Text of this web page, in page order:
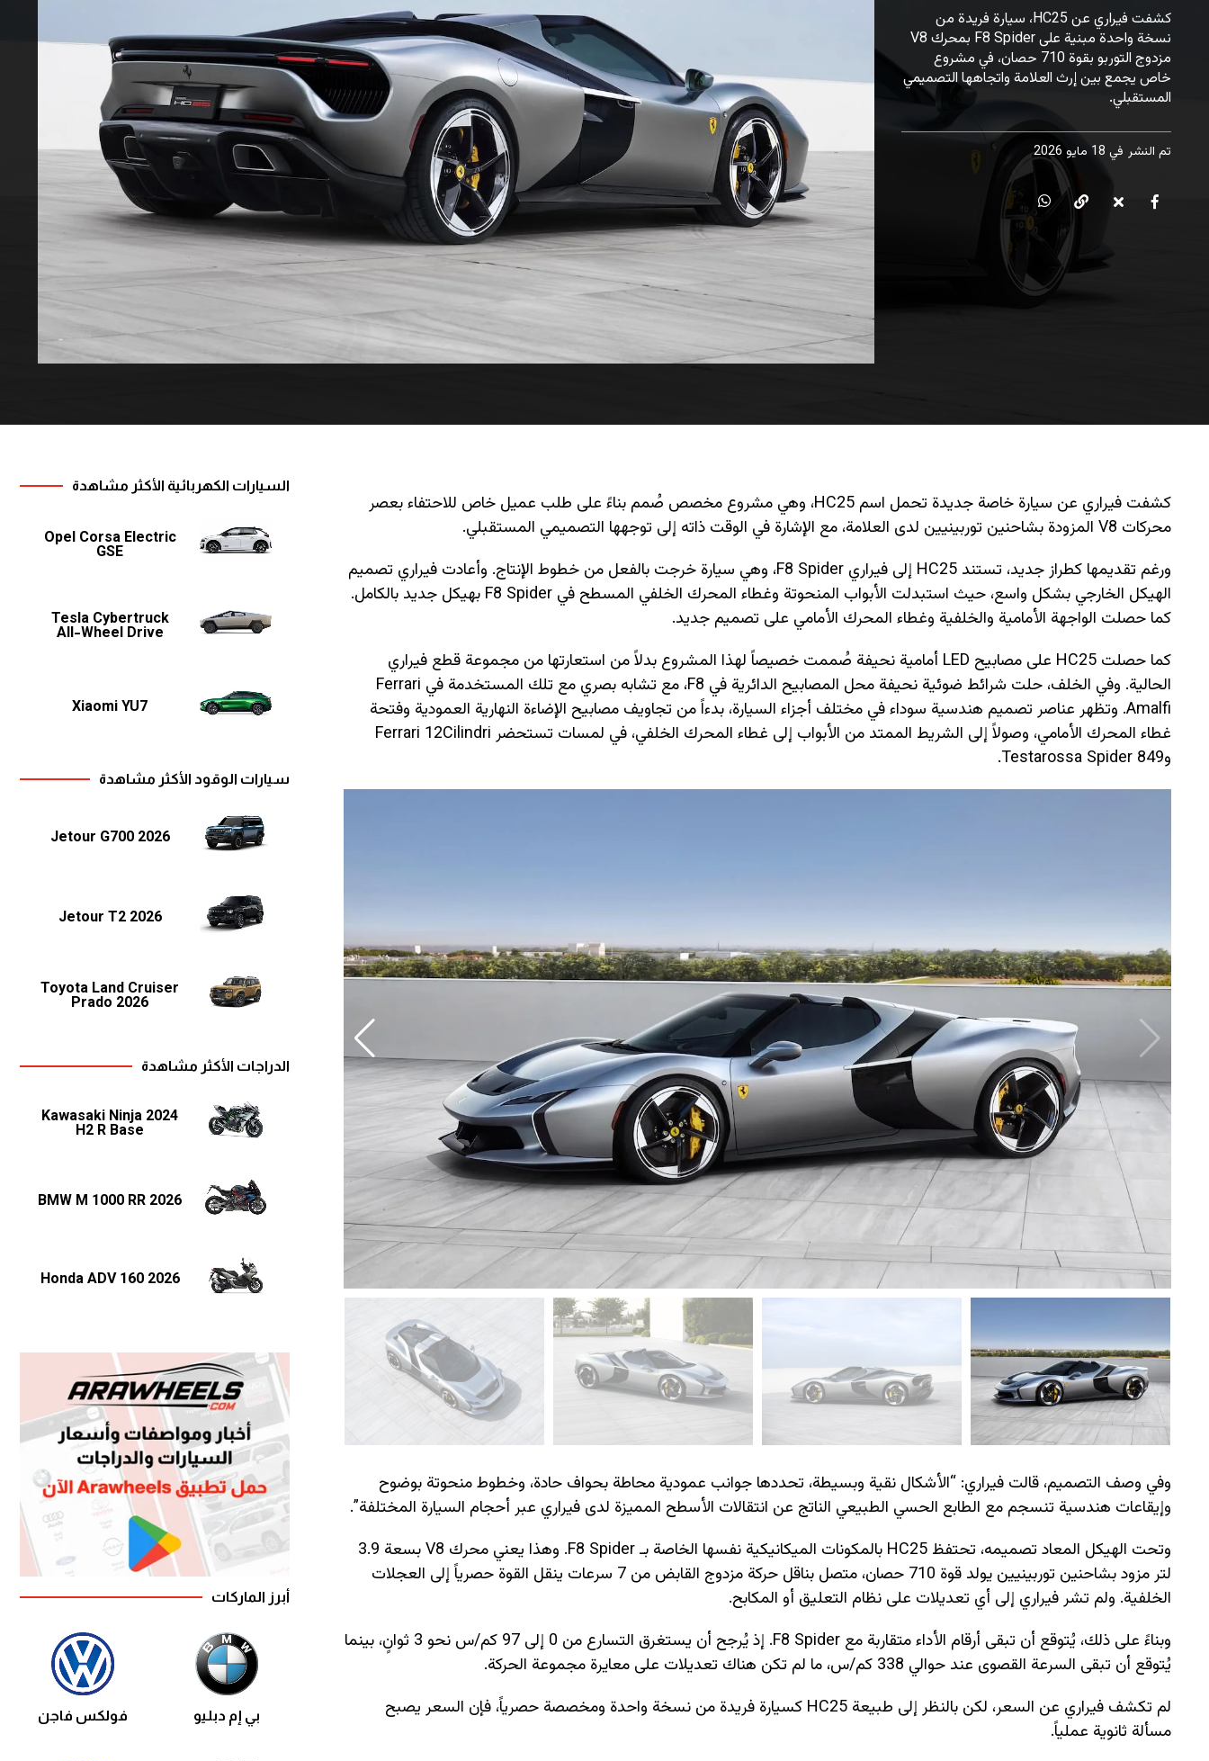
كشفت فيراري عن HC25، سيارة فريدة من
نسخة واحدة مبنية على F8 Spider بمحرك V8
مزدوج التوربو بقوة 710 حصان، في مشروع
خاص يجمع بين إرث العلامة واتجاهها التصميمي
المستقبلي.
تم النشر في 18 مايو 2026
كشفت فيراري عن سيارة خاصة جديدة تحمل اسم HC25، وهي مشروع مخصص صُمم بناءً على طلب عميل خاص للاحتفاء بعصر
محركات V8 المزودة بشاحنين توربينيين لدى العلامة، مع الإشارة في الوقت ذاته إلى توجهها التصميمي المستقبلي.
ورغم تقديمها كطراز جديد، تستند HC25 إلى فيراري F8 Spider، وهي سيارة خرجت بالفعل من خطوط الإنتاج. وأعادت فيراري تصميم
الهيكل الخارجي بشكل واسع، حيث استبدلت الأبواب المنحوتة وغطاء المحرك الخلفي المسطح في F8 Spider بهيكل جديد بالكامل.
كما حصلت الواجهة الأمامية والخلفية وغطاء المحرك الأمامي على تصميم جديد.
كما حصلت HC25 على مصابيح LED أمامية نحيفة صُممت خصيصاً لهذا المشروع بدلاً من استعارتها من مجموعة قطع فيراري
الحالية. وفي الخلف، حلت شرائط ضوئية نحيفة محل المصابيح الدائرية في F8، مع تشابه بصري مع تلك المستخدمة في Ferrari
Amalfi. وتظهر عناصر تصميم هندسية سوداء في مختلف أجزاء السيارة، بدءاً من تجاويف مصابيح الإضاءة النهارية العمودية وفتحة
غطاء المحرك الأمامي، وصولاً إلى الشريط الممتد من الأبواب إلى غطاء المحرك الخلفي، في لمسات تستحضر Ferrari 12Cilindri
و849 Testarossa Spider.
وفي وصف التصميم، قالت فيراري: “الأشكال نقية وبسيطة، تحددها جوانب عمودية محاطة بحواف حادة، وخطوط منحوتة بوضوح
وإيقاعات هندسية تنسجم مع الطابع الحسي الطبيعي الناتج عن انتقالات الأسطح المميزة لدى فيراري عبر أحجام السيارة المختلفة”.
وتحت الهيكل المعاد تصميمه، تحتفظ HC25 بالمكونات الميكانيكية نفسها الخاصة بـ F8 Spider. وهذا يعني محرك V8 بسعة 3.9
لتر مزود بشاحنين توربينيين يولد قوة 710 حصان، متصل بناقل حركة مزدوج القابض من 7 سرعات ينقل القوة حصرياً إلى العجلات
الخلفية. ولم تشر فيراري إلى أي تعديلات على نظام التعليق أو المكابح.
وبناءً على ذلك، يُتوقع أن تبقى أرقام الأداء متقاربة مع F8 Spider. إذ يُرجح أن يستغرق التسارع من 0 إلى 97 كم/س نحو 3 ثوانٍ، بينما
يُتوقع أن تبقى السرعة القصوى عند حوالي 338 كم/س، ما لم تكن هناك تعديلات على معايرة مجموعة الحركة.
لم تكشف فيراري عن السعر، لكن بالنظر إلى طبيعة HC25 كسيارة فريدة من نسخة واحدة ومخصصة حصرياً، فإن السعر يصبح
مسألة ثانوية عملياً.
السيارات الكهربائية الأكثر مشاهدة
Opel Corsa Electric
GSE
Tesla Cybertruck
All-Wheel Drive
Xiaomi YU7
سيارات الوقود الأكثر مشاهدة
Jetour G700 2026
Jetour T2 2026
Toyota Land Cruiser
Prado 2026
الدراجات الأكثر مشاهدة
2024 Kawasaki Ninja
H2 R Base
2026 BMW M 1000 RR
2026 Honda ADV 160
أبرز الماركات
بي إم دبليو فولكس فاجن